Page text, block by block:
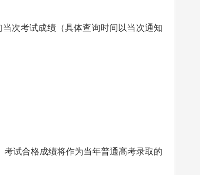
次考试成绩（具体查询时间以当次通知
试合格成绩将作为当年普通高考录取的